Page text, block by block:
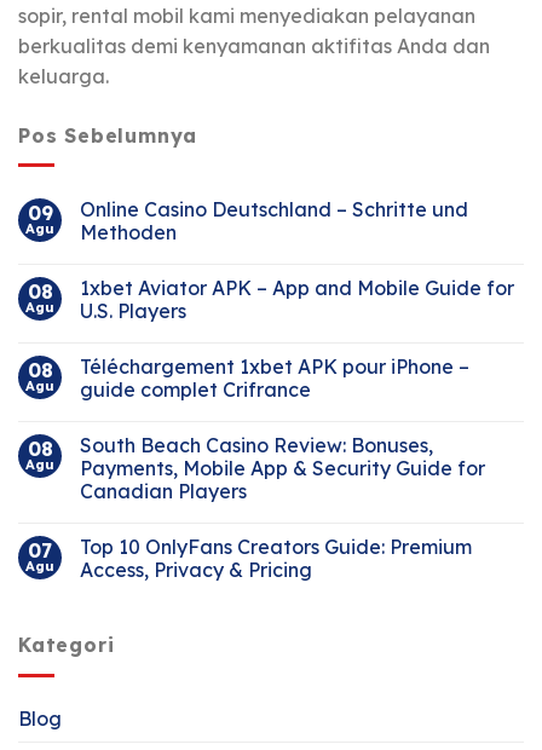
sopir, rental mobil kami menyediakan pelayanan
berkualitas demi kenyamanan aktifitas Anda dan
keluarga.
Pos Sebelumnya
09
Agu
Online Casino Deutschland – Schritte und
Methoden
08
Agu
1xbet Aviator APK – App and Mobile Guide for
U.S. Players
08
Agu
Téléchargement 1xbet APK pour iPhone –
guide complet Crifrance
08
Agu
South Beach Casino Review: Bonuses,
Payments, Mobile App & Security Guide for
Canadian Players
07
Agu
Top 10 OnlyFans Creators Guide: Premium
Access, Privacy & Pricing
Kategori
Blog